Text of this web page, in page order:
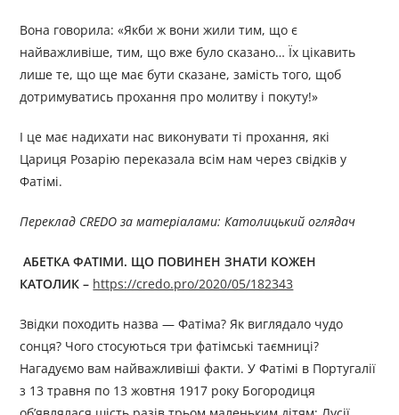
Вона говорила: «Якби ж вони жили тим, що є
найважливіше, тим, що вже було сказано… Їх цікавить
лише те, що ще має бути сказане, замість того, щоб
дотримуватись прохання про молитву і покуту!»
І це має надихати нас виконувати ті прохання, які
Цариця Розарію переказала всім нам через свідків у
Фатімі.
Переклад CREDO за матеріалами: Католицький оглядач
АБЕТКА ФАТІМИ. ЩО ПОВИНЕН ЗНАТИ КОЖЕН
КАТОЛИК – https://credo.pro/2020/05/182343
Звідки походить назва — Фатіма? Як виглядало чудо
сонця? Чого стосуються три фатімські таємниці?
Нагадуємо вам найважливіші факти. У Фатімі в Португалії
з 13 травня по 13 жовтня 1917 року Богородиця